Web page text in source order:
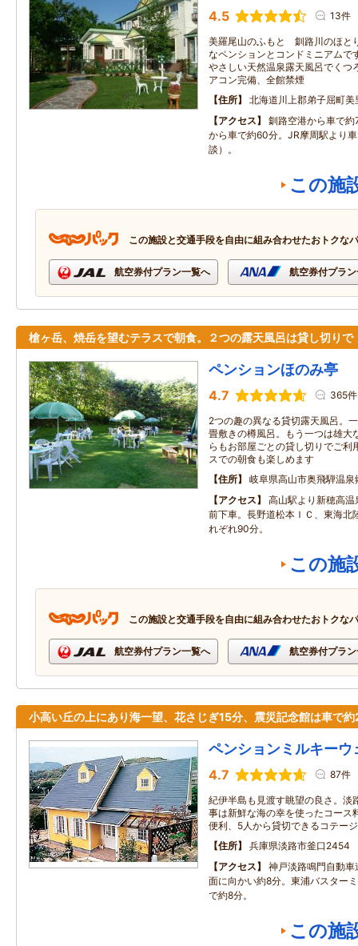
4.5 13件
美羅尾山のふもと 釧路川のほと
なペンションとコンドミニアムで
やさしい天然温泉露天風呂でくつ
アコン完備、全館禁煙
住所
北海道川上郡弟子屈町
アクセス
釧路空港から車で
から車で約60分。JR摩周駅より
談）。
この施
この施設と交通手段を自由に組み合わせたおトクな
航空券付プラン一覧へ 航空券付プラ
槍ヶ岳、焼岳を望むテラスで朝食。２つの露天風呂は貸し切りで
ペンションほのみ亭
4.7 365件
2つの趣の異なる貸切露天風呂。
畳敷きの樽風呂。もう一つは雄大
らもお部屋ごとの貸し切りでご利
スでの朝食も楽しめます
住所
岐阜県高山市奥飛騨温
アクセス
高山駅より新穂高
前下車。長野道松本ＩＣ、東海北
れぞれ90分。
この施
この施設と交通手段を自由に組み合わせたおトクな
航空券付プラン一覧へ 航空券付プラ
小高い丘の上にあり海一望、花さじぎ15分、震災記念館は車で
ペンションミルキーウ
4.7 87件
紀伊半島も見渡す眺望の良さ。淡
事は新鮮な海の幸を使ったコース
便利、5人から貸切できるコテー
住所
兵庫県淡路市釜口2454
アクセス
神戸淡路鳴門自動
面に向かい約8分。東浦バスター
で約8分。
この施